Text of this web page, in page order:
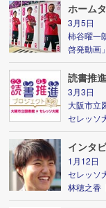
ホーム
3月5日
柿谷曜一
啓発動画
読書推
3月3日
大阪市立
セレッソ
インタ
1月12日
セレッソ
林穂之香